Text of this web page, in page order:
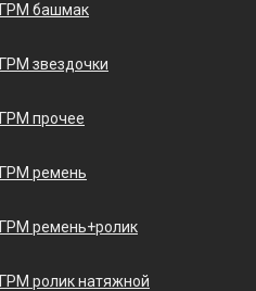
ГРМ башмак
ГРМ звездочки
ГРМ прочее
ГРМ ремень
ГРМ ремень+ролик
ГРМ ролик натяжной